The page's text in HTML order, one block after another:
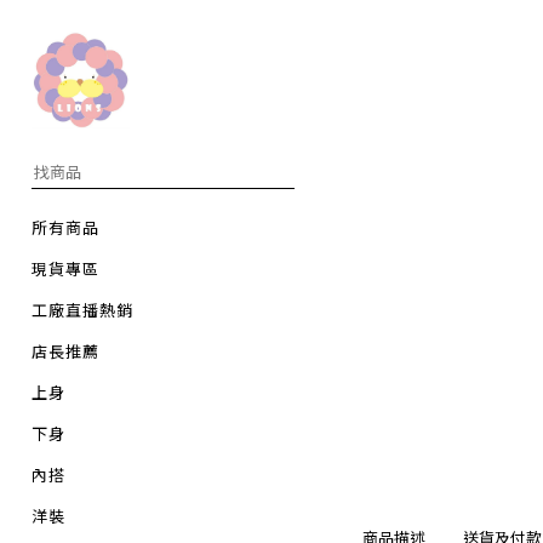
所有商品
現貨專區
工廠直播熱銷
店長推薦
上身
下身
內搭
洋裝
商品描述 送貨及付